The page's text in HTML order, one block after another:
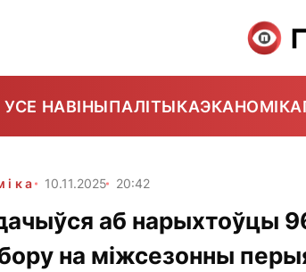
УСЕ НАВІНЫПАЛІТЫКАЭКАНОМІКА
10.11.2025 20:42
аб нарыхтоўцы
на міжсезонны